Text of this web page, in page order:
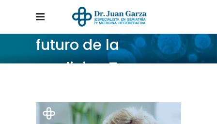
futuro de la
medicina Tag